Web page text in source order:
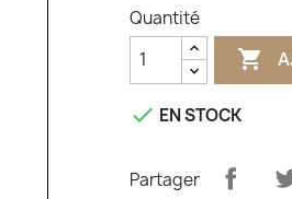
Quantité

 EN STOCK
Partager